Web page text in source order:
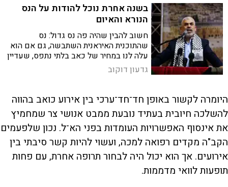
בשנה אחרת נוכל להודות על הנס
הנורא והאיום
חשוב להבין שהיה פה נס גדול: נס
שהתוכנית האיראנית השתבשה, גם אם הוא
עלה לנו במחיר של כאב בלתי נתפס, שעדיין
מלווה אותנו. זה נס נורא ואיום - אבל נס
גדעון דוקוב
היומרה לקשור באופן חד־חד־ערכי בין אירוע כואב בהווה
להשלכה חיובית בעתיד נובעת ממבט אנושי צר שמחמיץ
את אינסוף האפשרויות העומדות בפני הא־ל. נכון שלפעמים
הקב"ה מקדים רפואה למכה, ועשוי להיות קשר סיבתי בין
אירועים. אך הוא יכול היה לבחור תרופה אחרת, עם פחות
תופעות לוואי מדממות.